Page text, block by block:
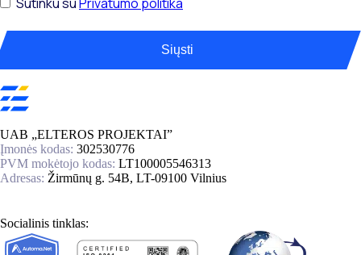
Siųsti
UAB „ELTEROS PROJEKTAI”
Įmonės kodas: 302530776
PVM mokėtojo kodas: LT100005546313
Adresas: Žirmūnų g. 54B, LT-09100 Vilnius
Socialinis tinklas: